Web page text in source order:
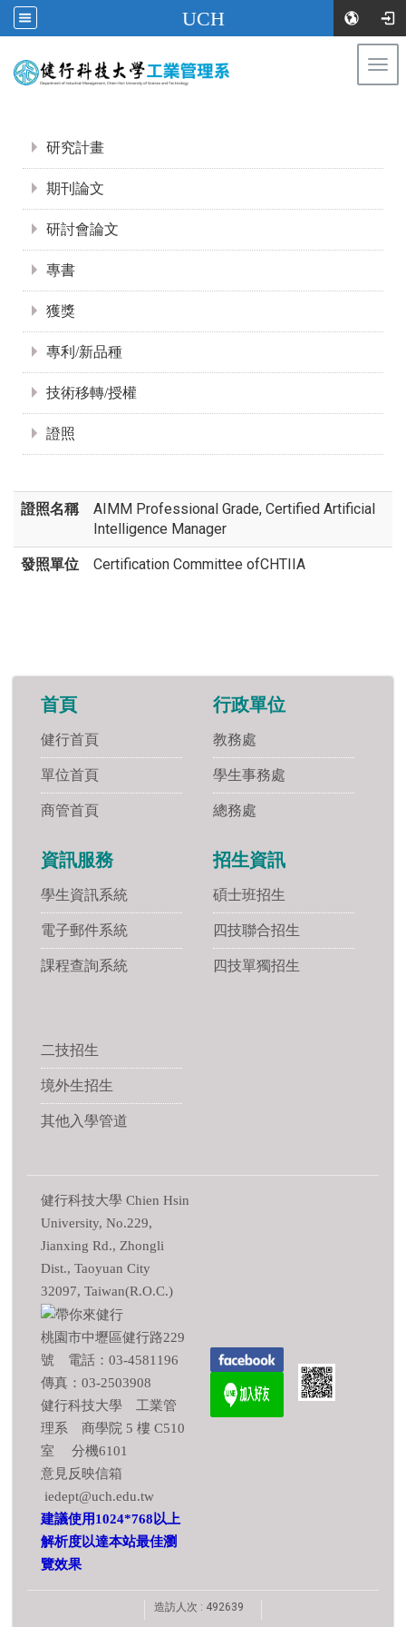
UCH
研究計畫
期刊論文
研討會論文
專書
獲獎
專利/新品種
技術移轉/授權
證照
證照名稱
AIMM Professional Grade, Certified Artificial
Intelligence Manager
發照單位 Certification Committee ofCHTIIA
首頁
健行首頁
單位首頁
商管首頁
行政單位
教務處
學生事務處
總務處
資訊服務
學生資訊系統
電子郵件系統
課程查詢系統
招生資訊
碩士班招生
四技聯合招生
四技單獨招生
二技招生
境外生招生
其他入學管道
健行科技大學 Chien Hsin
University, No.229,
Jianxing Rd., Zhongli
Dist., Taoyuan City
32097, Taiwan(R.O.C.)
桃園市中壢區健行路229
號 電話：03-4581196
傳真：03-2503908
健行科技大學 工業管
理系 商學院 5 樓 C510
室 分機6101
意見反映信箱
iedept@uch.edu.tw
建議使用1024*768以上
解析度以達本站最佳瀏
覽效果
造訪人次 : 492639